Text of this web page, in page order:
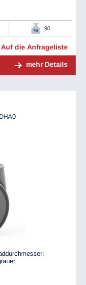
90
Auf die Anfrageliste
mehr Details